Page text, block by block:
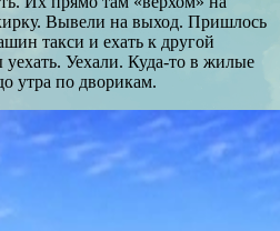
Вывели на выход. Пришлось
такси и ехать к другой
Уехали. Куда-то в жилые
утра по дворикам.